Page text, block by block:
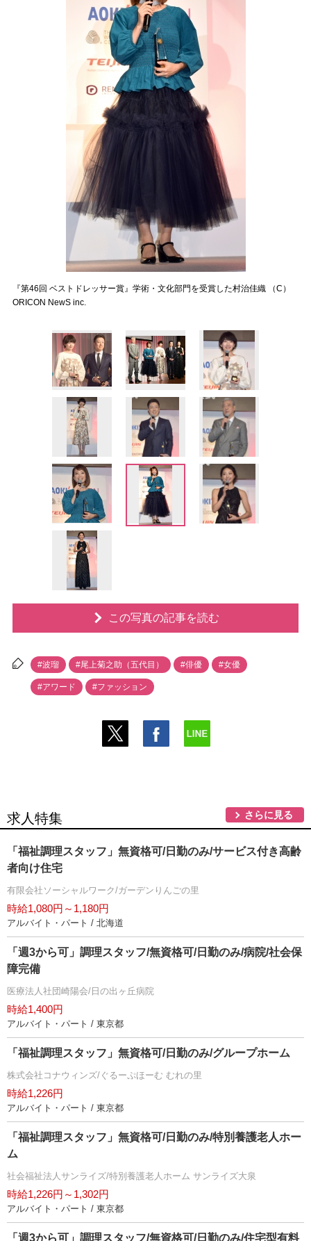
『第46回 ベストドレッサー賞』学術・文化部門を受賞した村治佳織 （C）
ORICON NewS inc.
この写真の記事を読む
#波瑠 #尾上菊之助（五代目） #俳優 #女優
#アワード #ファッション
求人特集 さらに見る
「福祉調理スタッフ」無資格可/日勤のみ/サービス付き高齢
者向け住宅
有限会社ソーシャルワーク/ガーデンりんごの里
時給1,080円～1,180円
アルバイト・パート / 北海道
「週3から可」調理スタッフ/無資格可/日勤のみ/病院/社会保
障完備
医療法人社団崎陽会/日の出ヶ丘病院
時給1,400円
アルバイト・パート / 東京都
「福祉調理スタッフ」無資格可/日勤のみ/グループホーム
株式会社コナウィンズ/ぐるーぷほーむ むれの里
時給1,226円
アルバイト・パート / 東京都
「福祉調理スタッフ」無資格可/日勤のみ/特別養護老人ホー
ム
社会福祉法人サンライズ/特別養護老人ホーム サンライズ大泉
時給1,226円～1,302円
アルバイト・パート / 東京都
「週3から可」調理スタッフ/無資格可/日勤のみ/住宅型有料